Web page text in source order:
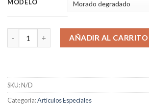
MODELO
AÑADIR AL CARRITO
SKU:N/D
Categoría:Artículos Especiales